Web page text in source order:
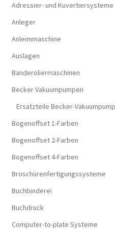
Adressier- und Kuvertiersysteme
Anleger
Anleimmaschine
Auslagen
Banderoliermaschinen
Becker Vakuumpumpen
Ersatzteile Becker-
Bogenoffset 1-Farben
Bogenoffset 2-Farben
Bogenoffset 4-Farben
Broschürenfertigungssysteme
Buchbinderei
Buchdruck
Computer-to-plate Systeme